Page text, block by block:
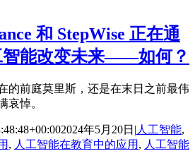
和 StepWise 正在通
智能改变未来——如何？
的前庭莫里斯，还是在末日之前最伟
哀悼。
2024年5月20日 | 人工智能,
, 人工智能在教育中的应用 , 人工智能